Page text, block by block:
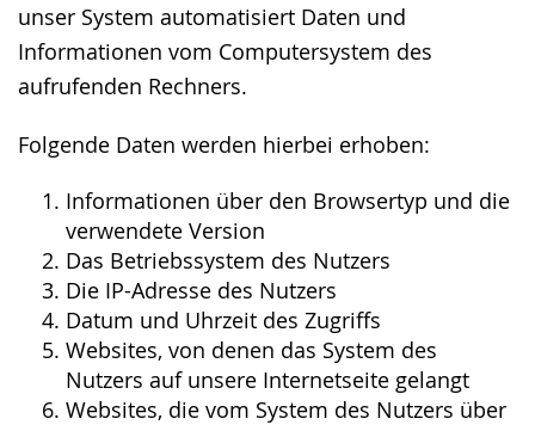
unser System automatisiert Daten und
Informationen vom Computersystem des
aufrufenden Rechners.
Folgende Daten werden hierbei erhoben:
Informationen über den Browsertyp und die
verwendete Version
Das Betriebssystem des Nutzers
Die IP-Adresse des Nutzers
Datum und Uhrzeit des Zugriffs
Websites, von denen das System des
Nutzers auf unsere Internetseite gelangt
Websites, die vom System des Nutzers über